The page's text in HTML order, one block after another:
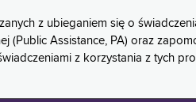
z ubieganiem się o
Assistance, PA) oraz
z korzystania z tych